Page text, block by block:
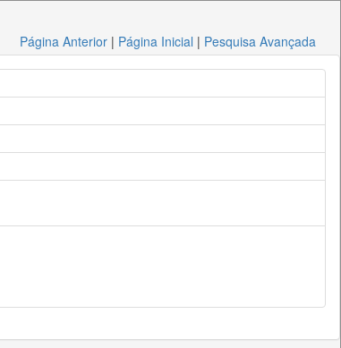
Página Anterior | Página Inicial | Pesquisa Avançada